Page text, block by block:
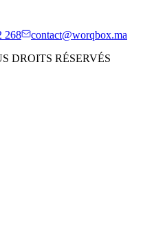
268
contact@worqbox.ma
DROITS RÉSERVÉS